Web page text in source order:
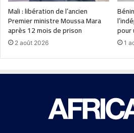
Mali : libération de l’ancien
Premier ministre Moussa Mara
après 12 mois de prison
2 août 2026
pour
1